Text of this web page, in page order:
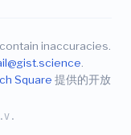
inaccuracies.
Square 提供的开放